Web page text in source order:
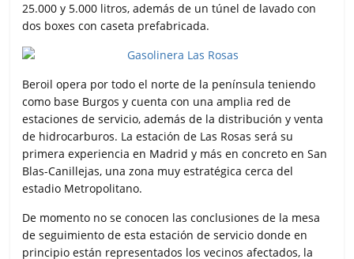
25.000 y 5.000 litros, además de un túnel de lavado con
dos boxes con caseta prefabricada.
Beroil opera por todo el norte de la península teniendo
como base Burgos y cuenta con una amplia red de
estaciones de servicio, además de la distribución y venta
de hidrocarburos. La estación de Las Rosas será su
primera experiencia en Madrid y más en concreto en San
Blas-Canillejas, una zona muy estratégica cerca del
estadio Metropolitano.
De momento no se conocen las conclusiones de la mesa
de seguimiento de esta estación de servicio donde en
principio están representados los vecinos afectados, la